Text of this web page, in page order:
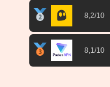
8,2/10
8,1/10